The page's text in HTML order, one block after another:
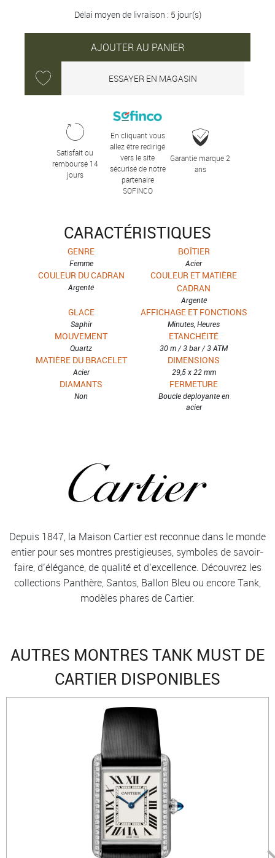
Délai moyen de livraison : 5 jour(s)
AJOUTER AU PANIER
ESSAYER EN MAGASIN
Satisfait ou
remboursé 14
jours
En cliquant vous
allez être redirigé
vers le site
sécurisé de notre
partenaire
SOFINCO
Garantie marque 2
ans
CARACTÉRISTIQUES
GENRE
Femme
BOÎTIER
Acier
COULEUR DU CADRAN
Argenté
COULEUR ET MATIÈRE
CADRAN
Argenté
GLACE
Saphir
AFFICHAGE ET FONCTIONS
Minutes, Heures
MOUVEMENT
Quartz
ETANCHÉITÉ
30 m / 3 bar / 3 ATM
MATIÈRE DU BRACELET
Acier
DIMENSIONS
29,5 x 22 mm
DIAMANTS
Non
FERMETURE
Boucle déployante en
acier
Depuis 1847, la Maison Cartier est reconnue dans le monde
entier pour ses montres prestigieuses, symboles de savoir-
faire, d’élégance, de qualité et d’excellence. Découvrez les
collections Panthère, Santos, Ballon Bleu ou encore Tank,
modèles phares de Cartier.
AUTRES MONTRES TANK MUST DE
CARTIER DISPONIBLES